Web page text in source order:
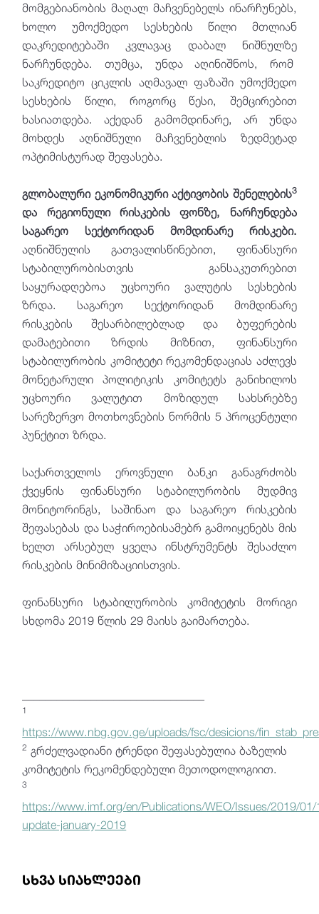
მომგებიანობის მაღალ მაჩვენებელს ინარჩუნებს,
ხოლო უმოქმედო სესხების წილი მთლიან
დაკრედიტებაში კვლავაც დაბალ ნიშნულზე
ნარჩუნდება. თუმცა, უნდა აღინიშნოს, რომ
საკრედიტო ციკლის აღმავალ ფაზაში უმოქმედო
სესხების წილი, როგორც წესი, შემცირებით
ხასიათდება. აქედან გამომდინარე, არ უნდა
მოხდეს აღნიშნული მაჩვენებლის ზედმეტად
ოპტიმისტურად შეფასება.
გლობალური ეკონომიკური აქტივობის შენელების3
და რეგიონული რისკების ფონზე, ნარჩუნდება
საგარეო სექტორიდან მომდინარე რისკები.
აღნიშნულის გათვალისწინებით, ფინანსური
სტაბილურობისთვის განსაკუთრებით
საყურადღებოა უცხოური ვალუტის სესხების
ზრდა. საგარეო სექტორიდან მომდინარე
რისკების შესარბილებლად და ბუფერების
დამატებითი ზრდის მიზნით, ფინანსური
სტაბილურობის კომიტეტი რეკომენდაციას აძლევს
მონეტარული პოლიტიკის კომიტეტს განიხილოს
უცხოური ვალუტით მოზიდულ სახსრებზე
სარეზერვო მოთხოვნების ნორმის 5 პროცენტული
პუნქტით ზრდა.
საქართველოს ეროვნული ბანკი განაგრძობს
ქვეყნის ფინანსური სტაბილურობის მუდმივ
მონიტორინგს, საშინაო და საგარეო რისკების
შეფასებას და საჭიროებისამებრ გამოიყენებს მის
ხელთ არსებულ ყველა ინსტრუმენტს შესაძლო
რისკების მინიმიზაციისთვის.
ფინანსური სტაბილურობის კომიტეტის მორიგი
სხდომა 2019 წლის 29 მაისს გაიმართება.
1
https://www.nbg.gov.ge/uploads/fsc/desicions/
2 გრძელვადიანი ტრენდი შეფასებულია ბაზელის
კომიტეტის რეკომენდებული მეთოდოლოგიით.
3
https://www.imf.org/en/Publications/WEO/Issues/2019/
update-january-2019
სხვა სიახლეები